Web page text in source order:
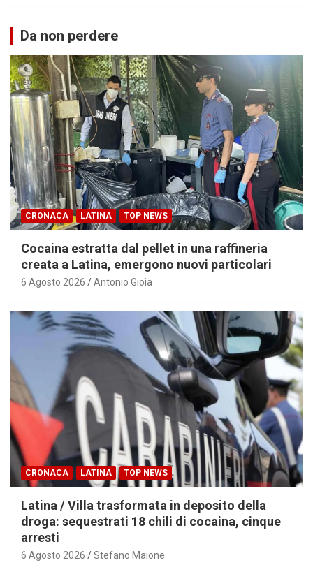
Da non perdere
CRONACA LATINA TOP NEWS
Cocaina estratta dal pellet in una raffineria
creata a Latina, emergono nuovi particolari
6 Agosto 2026 Antonio Gioia
CRONACA LATINA TOP NEWS
Latina / Villa trasformata in deposito della
droga: sequestrati 18 chili di cocaina, cinque
arresti
6 Agosto 2026 Stefano Maione